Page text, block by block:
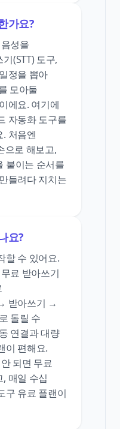
가요?
성을
(STT) 도구,
정을 뽑아
모아둘
에요. 여기에
자동화 도구를
처음엔
으로 해보고,
붙이는 순서를
들려다 지치는
요?
할 수 있어요.
료 받아쓰기
받아쓰기 →
돌릴 수
연결과 대량
이 편해요.
되면 무료
매일 수십
구 유료 플랜이